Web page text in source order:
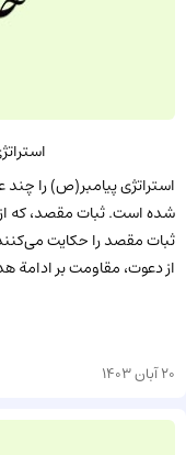
استراتژی پیامبر(ص) را
شده است. ثبات مقصد، که از
ثبات مقصد را حکایت
از دعوت، مقاومت بر
20 آبان 1403